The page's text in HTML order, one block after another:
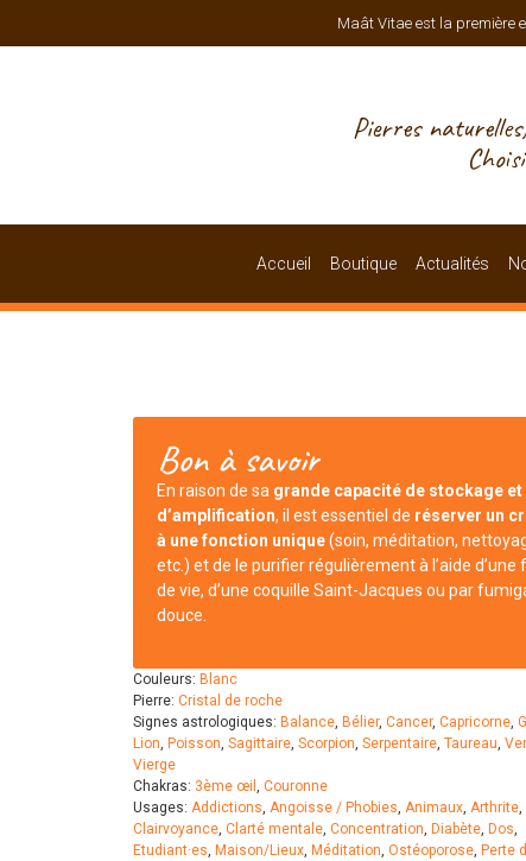
Maât Vitae est la première
Pierres
Accueil Boutique Actualités
Bon à savoir
En raison de sa grande capacité de stockage et
d’amplification, il est essentiel de réserver un
à une fonction unique(soin, méditation,
etc.) et de le purifier régulièrement à l’aide d’une
de vie, d’une coquille Saint-Jacques ou par
douce.
Couleurs: Blanc
Pierre: Cristal de roche
Signes astrologiques: Balance, Bélier, Cancer, Capricorne,
Lion, Poisson, Sagittaire, Scorpion, Serpentaire, Taureau,
Vierge
Chakras: 3ème œil , Couronne
Usages: Addictions, Angoisse / Phobies, Animaux, Arthrite,
Clairvoyance, Clarté mentale, Concentration, Diabète, Dos,
Etudiant·es, Maison/Lieux, Méditation, Ostéoporose, Perte